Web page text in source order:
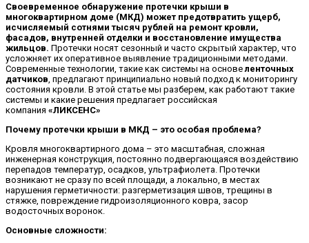
Своевременное обнаружение протечки крыши в
многоквартирном доме (МКД) может предотвратить ущерб,
исчисляемый сотнями тысяч рублей на ремонт кровли,
фасадов, внутренней отделки и восстановление имущества
жильцов. Протечки носят сезонный и часто скрытый характер, что
усложняет их оперативное выявление традиционными методами.
Современные технологии, такие как системы на основе ленточных
датчиков , предлагают принципиально новый подход к мониторингу
состояния кровли. В этой статье мы разберем, как работают такие
системы и какие решения предлагает российская
компания «ЛИКСЕНС»
Почему протечки крыши в МКД – это особая проблема?
Кровля многоквартирного дома – это масштабная, сложная
инженерная конструкция, постоянно подвергающаяся воздействию
перепадов температур, осадков, ультрафиолета. Протечки
возникают не сразу по всей площади, а локально, в местах
нарушения герметичности: разгерметизация швов, трещины в
стяжке, повреждение гидроизоляционного ковра, засор
водосточных воронок.
Основные сложности: